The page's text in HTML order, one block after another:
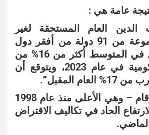
عامة هي :
العام المستحقة لغير
المقيمين لمجموعة من 91 دولة من أفقر دول
العالم ستشغل في المتوسط أكثر من 16% من
الإيرادات الحكومية في عام 2023، ويتوقع أن
المقبل”.
وتأتي هذه الأرقام – وهي الأعلى منذ عام 1998
الحاد في تكاليف الاقتراض
الماضي.